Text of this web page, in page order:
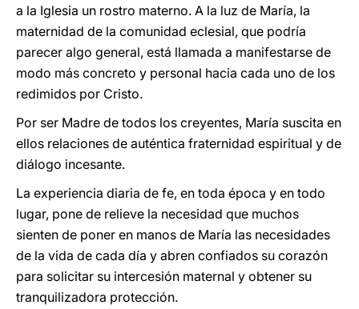
a la Iglesia un rostro materno. A la luz de María, la
maternidad de la comunidad eclesial, que podría
parecer algo general, está llamada a manifestarse de
modo más concreto y personal hacia cada uno de los
redimidos por Cristo.
Por ser Madre de todos los creyentes, María suscita en
ellos relaciones de auténtica fraternidad espiritual y de
diálogo incesante.
La experiencia diaria de fe, en toda época y en todo
lugar, pone de relieve la necesidad que muchos
sienten de poner en manos de María las necesidades
de la vida de cada día y abren confiados su corazón
para solicitar su intercesión maternal y obtener su
tranquilizadora protección.